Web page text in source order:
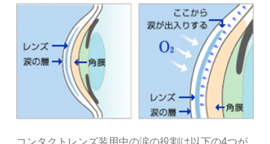
コンタクトレンズ装用中の涙の役割は以下の4つが